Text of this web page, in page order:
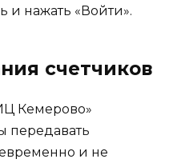
и нажать «Войти».
счетчиков
Кемерово»
передавать
и не